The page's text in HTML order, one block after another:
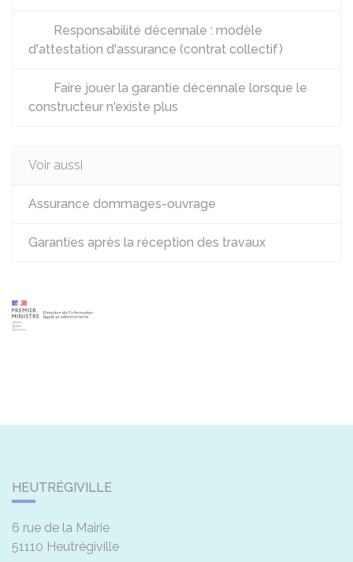
Responsabilité décennale : modèle
d'attestation d'assurance (contrat collectif)
Faire jouer la garantie décennale lorsque le
constructeur n'existe plus
Voir aussi
Assurance dommages-ouvrage
Garanties après la réception des travaux
HEUTRÉGIVILLE
6 rue de la Mairie
51110 Heutrégiville